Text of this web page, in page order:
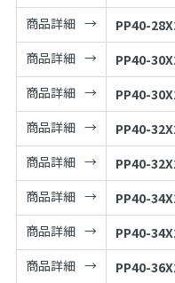
商品詳細
PP40-
商品詳細
PP40-
商品詳細
PP40-
商品詳細
PP40-
商品詳細
PP40-
商品詳細
PP40-
商品詳細
PP40-
商品詳細
PP40-